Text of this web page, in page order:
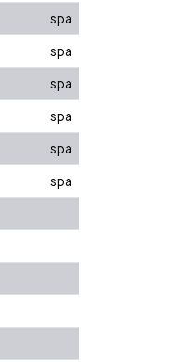
spa
spa
spa
spa
spa
spa